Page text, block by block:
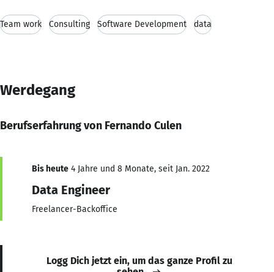
Team work Consulting Software Development data
Werdegang
Berufserfahrung von Fernando Culen
Bis heute 4 Jahre und 8 Monate, seit Jan. 2022
Data Engineer
Freelancer-Backoffice
Logg Dich jetzt ein, um das ganze Profil zu